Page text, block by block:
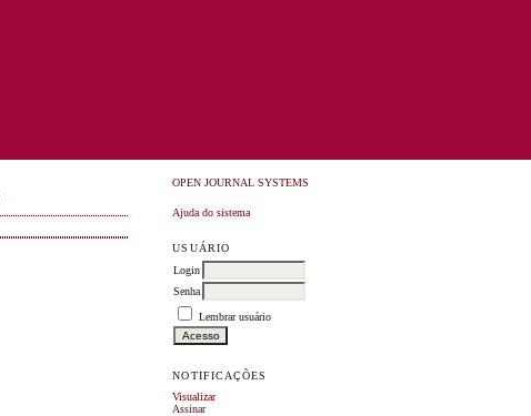
OPEN JOURNAL SYSTEMS
Ajuda do sistema
USUÁRIO
Login
Senha
Lembrar usuário
NOTIFICAÇÕES
Visualizar
Assinar